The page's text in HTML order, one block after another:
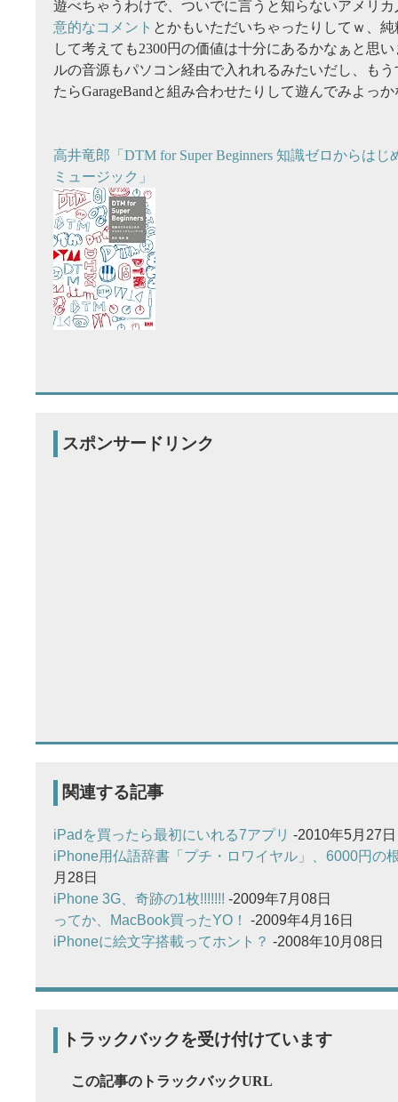
遊べちゃうわけで、ついでに言うと知らないアメリカ
意的なコメント とかもいただいちゃったりしてｗ、
して考えても2300円の価値は十分にあるかなぁと思
ルの音源もパソコン経由で入れれるみたいだし、も
たらGarageBandと組み合わせたりして遊んでみよっ
高井竜郎「DTM for Super Beginners 知識ゼロからは
ミュージック」
スポンサードリンク
関連する記事
iPadを買ったら最初にいれる7アプリ -2010年5月27日
iPhone用仏語辞書「プチ・ロワイヤル」、6000円の
月28日
iPhone 3G、奇跡の1枚!!!!!!! -2009年7月08日
ってか、MacBook買ったYO！
-2009年4月16日
iPhoneに絵文字搭載ってホント？ -2008年10月08日
トラックバックを受け付けています
この記事のトラックバックURL